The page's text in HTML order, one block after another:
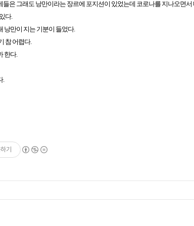
은 그래도 낭만이라는 장르에 포지션이 있었는데 코로나를 지나오면서
다.
낭만이 지는 기분이 들었다.
참 어렵다.
한다.
.
기